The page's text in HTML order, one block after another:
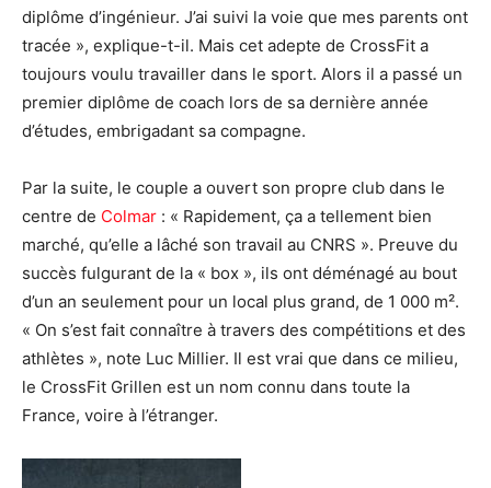
diplôme d’ingénieur. J’ai suivi la voie que mes parents ont
tracée », explique-t-il. Mais cet adepte de CrossFit a
toujours voulu travailler dans le sport. Alors il a passé un
premier diplôme de coach lors de sa dernière année
d’études, embrigadant sa compagne.
Par la suite, le couple a ouvert son propre club dans le
centre de Colmar : « Rapidement, ça a tellement bien
marché, qu’elle a lâché son travail au CNRS ». Preuve du
succès fulgurant de la « box », ils ont déménagé au bout
d’un an seulement pour un local plus grand, de 1 000 m².
« On s’est fait connaître à travers des compétitions et des
athlètes », note Luc Millier. Il est vrai que dans ce milieu,
le CrossFit Grillen est un nom connu dans toute la
France, voire à l’étranger.